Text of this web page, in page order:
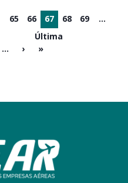
65 66 67 68 69 ...
... ›
Última
»